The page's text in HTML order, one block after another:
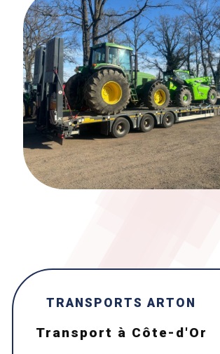
TRANSPORTS ARTON
transport à Côte-d'Or